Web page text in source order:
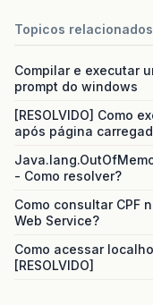
Topicos relacionados
Compilar e executar
prompt do windows
[RESOLVIDO] Como
após página
- Como resolver?
Como consultar CPF
Web Service?
Como acessar
[RESOLVIDO]